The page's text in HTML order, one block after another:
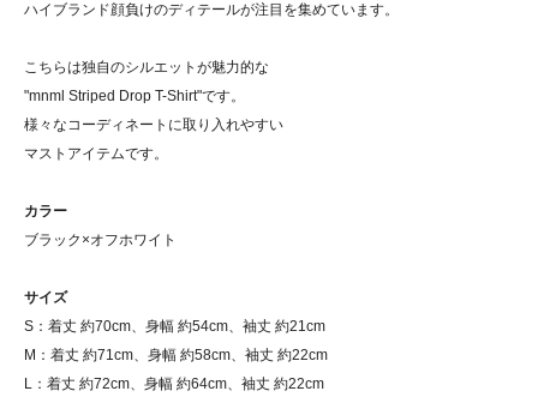
ハイブランド顔負けのディテールが注目を集めています。
こちらは独自のシルエットが魅力的な
"mnml Striped Drop T-Shirt"です。
様々なコーディネートに取り入れやすい
マストアイテムです。
カラー
ブラック×オフホワイト
サイズ
S：着丈 約70cm、身幅 約54cm、袖丈 約21cm
M：着丈 約71cm、身幅 約58cm、袖丈 約22cm
L：着丈 約72cm、身幅 約64cm、袖丈 約22cm